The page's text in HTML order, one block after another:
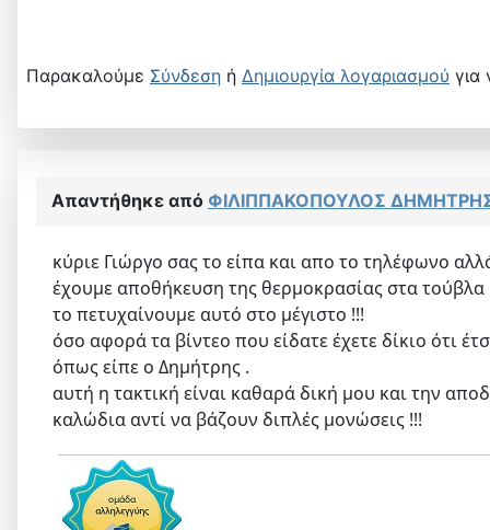
Παρακαλούμε Σύνδεση ή Δημιουργία λογαριασμού για
Απαντήθηκε από ΦΙΛΙΠΠΑΚΟΠΟΥΛΟΣ
κύριε Γιώργο σας το είπα και απο το τηλέφωνο
έχουμε αποθήκευση της θερμοκρασίας στα τούβλα
το πετυχαίνουμε αυτό στο μέγιστο !!!
όσο αφορά τα βίντεο που είδατε έχετε δίκιο ότι
όπως είπε ο Δημήτρης .
αυτή η τακτική είναι καθαρά δική μου και την
καλώδια αντί να βάζουν διπλές μονώσεις !!!